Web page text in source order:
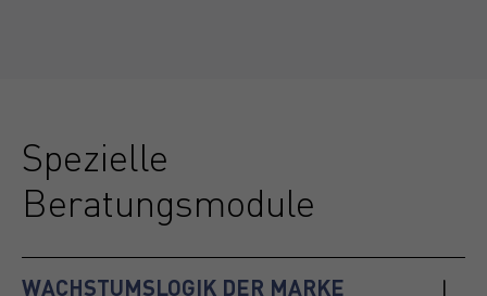
Spezielle
Beratungsmodule
WACHSTUMSLOGIK DER MARKE